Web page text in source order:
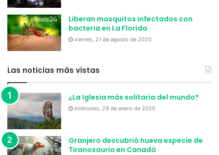
Liberan mosquitos infectados con
bacteria en La Florida
viernes, 21 de agosto de 2020
Las noticias más vistas
¿La Iglesia más solitaria del mundo?
miércoles, 29 de enero de 2020
Granjero descubrió nueva especie de
Tiranosaurio en Canadá